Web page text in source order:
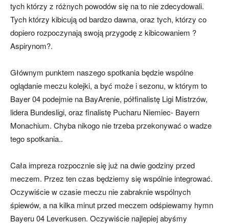
(transfery,
skład)
tych którzy z różnych powodów się na to nie zdecydowali.
Tych którzy kibicują od bardzo dawna, oraz tych, którzy co
dopiero rozpoczynają swoją przygodę z kibicowaniem ?
Aspirynom?.
Głównym punktem naszego spotkania będzie wspólne
oglądanie meczu kolejki, a być może i sezonu, w którym to
Bayer 04 podejmie na BayArenie, półfinalistę Ligi Mistrzów,
lidera Bundesligi, oraz finalistę Pucharu Niemiec- Bayern
Monachium. Chyba nikogo nie trzeba przekonywać o wadze
tego spotkania..
Cała impreza rozpocznie się już na dwie godziny przed
meczem. Przez ten czas będziemy się wspólnie integrować.
Oczywiście w czasie meczu nie zabraknie wspólnych
śpiewów, a na kilka minut przed meczem odśpiewamy hymn
Bayeru 04 Leverkusen. Oczywiście najlepiej abyśmy